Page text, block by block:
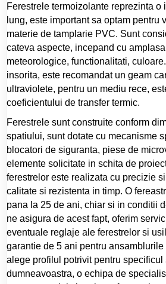
Ferestrele termoizolante reprezinta o
lung, este important sa optam pentru
materie de tamplarie PVC. Sunt
cateva aspecte, incepand cu
meteorologice, functionalitati,
insorita, este recomandat un geam
ultraviolete, pentru un mediu rece,
coeficientului de transfer termic.
Ferestrele sunt construite conform
spatiului, sunt dotate cu mecanisme
blocatori de siguranta, piese de
elemente solicitate in schita de
ferestrelor este realizata cu precizie
calitate si rezistenta in timp. O
pana la 25 de ani, chiar si in conditii
ne asigura de acest fapt, oferim
eventuale reglaje ale ferestrelor si
garantie de 5 ani pentru ansamblurile
alege profilul potrivit pentru specificul
dumneavoastra, o echipa de